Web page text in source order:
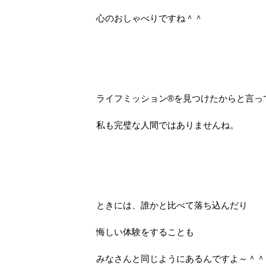
心のおしゃべりですね＾＾
ライフミッション®を見つけたからと言っ
私も完璧な人間ではありませんね。
ときには、誰かと比べて落ち込んだり
悔しい体験をすることも
みなさんと同じようにあるんですよ～＾＾